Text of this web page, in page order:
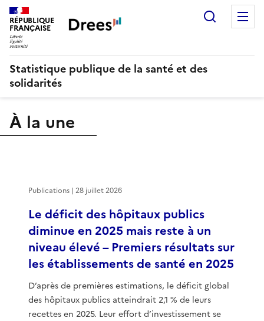
RÉPUBLIQUE
FRANÇAISE
Statistique publique de la santé et des
solidarités
À la une
Le déficit des hôpitaux publics
diminue en 2025 mais reste à un
niveau élevé – Premiers résultats sur
les établissements de santé en 2025
D’après de premières estimations, le déficit global
des hôpitaux publics atteindrait 2,1 % de leurs
recettes en 2025. Leur effort d’investissement se
Publications | 28 juillet 2026